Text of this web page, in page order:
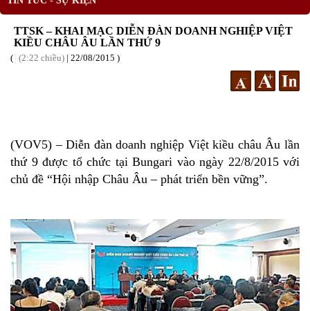
TTSK – KHAI MẠC DIỄN ĐÀN DOANH NGHIỆP VIỆT
KIỀU CHÂU ÂU LẦN THỨ 9
2:22 chiều | 22/08/2015
(VOV5) – Diễn đàn doanh nghiệp Việt kiều châu Âu lần
thứ 9 được tổ chức tại Bungari vào ngày 22/8/2015 với
chủ đề “Hội nhập Châu Âu – phát triển bền vững”.